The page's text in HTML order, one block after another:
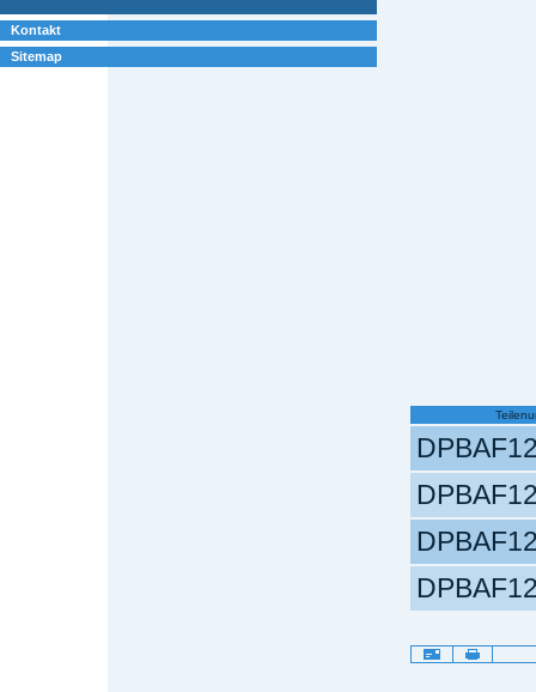
Kontakt
Sitemap
Artikelaktionen